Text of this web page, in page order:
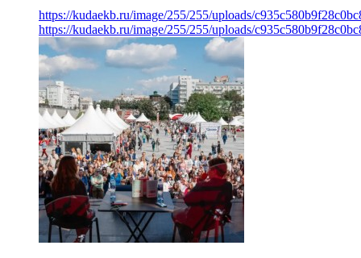
https://kudaekb.ru/image/255/255/uploads/
https://kudaekb.ru/image/255/255/uploads/